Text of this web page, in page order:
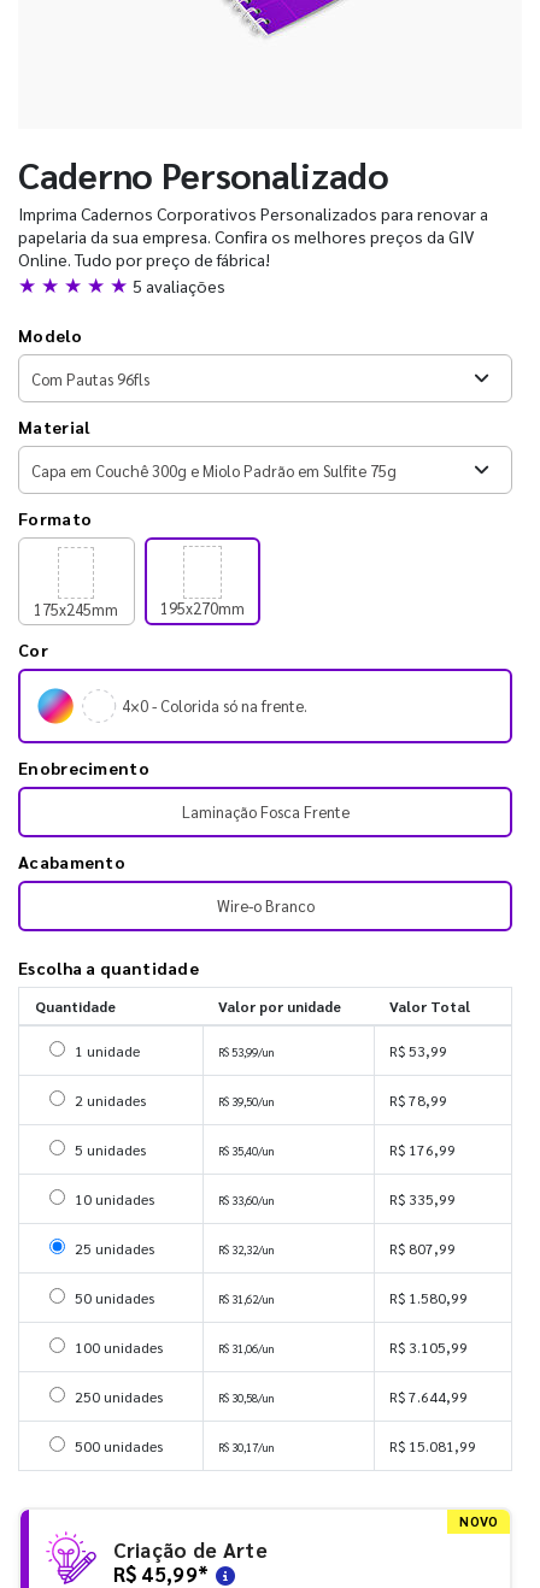
Caderno Personalizado
Imprima Cadernos Corporativos Personalizados para renovar a
papelaria da sua empresa. Confira os melhores preços da GIV
Online. Tudo por preço de fábrica!
★ ★ ★ ★ ★ 5 avaliações
Modelo
Material
Formato
175x245mm 195x270mm
Cor
4×0 - Colorida só na frente.
Enobrecimento
Laminação Fosca Frente
Acabamento
Wire-o Branco
Escolha a quantidade
Quantidade Valor por unidade Valor Total
Selecionar 1 unidade
1 unidade R$ 53,99/un R$ 53,99
Selecionar 2 unidades
2 unidades R$ 39,50/un R$ 78,99
Selecionar 5 unidades
5 unidades R$ 35,40/un R$ 176,99
Selecionar 10 unidades
10 unidades R$ 33,60/un R$ 335,99
Selecionar 25 unidades
25 unidades R$ 32,32/un R$ 807,99
Selecionar 50 unidades
50 unidades R$ 31,62/un R$ 1.580,99
Selecionar 100 unidades
100 unidades R$ 31,06/un R$ 3.105,99
Selecionar 250 unidades
250 unidades R$ 30,58/un R$ 7.644,99
Selecionar 500 unidades
500 unidades R$ 30,17/un R$ 15.081,99
NOVO
Criação de Arte
R$ 45,99*